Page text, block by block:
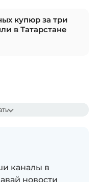
купюр за три
в Татарстане
каналы в
новости